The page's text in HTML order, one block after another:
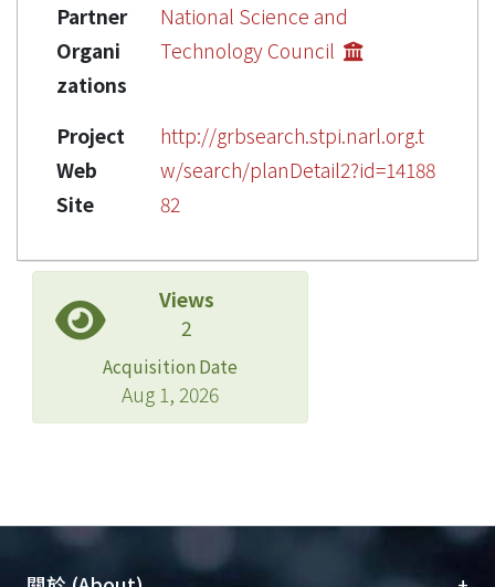
Partner
Organi
zations
National Science and
Technology Council
Project
Web
Site
http://grbsearch.stpi.narl.org.t
w/search/planDetail2?id=14188
82
Views
2
Acquisition Date
Aug 1, 2026